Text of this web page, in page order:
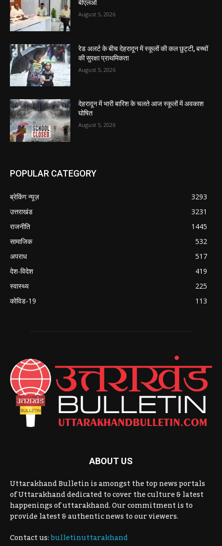
बीएलओ
August 5, 2026
रेड अलर्ट के बीच देहरादून में स्कूलों की कल छुट्टी, बच्चों
की सुरक्षा प्राथमिकता
August 5, 2026
देहरादून में भारी बारिश के चलते आज स्कूलों में अवकाश
घोषित
August 5, 2026
POPULAR CATEGORY
ब्रेकिंग न्यूज़
3293
उत्तराखंड
3231
राजनीति
1445
सामाजिक
532
अपराध
517
देश-विदेश
419
स्वास्थ्य
225
कोविड-19
113
ABOUT US
Uttarakhand Bulletin is amongst the top news portals
of Uttarakhand dedicated to cover the culture & latest
happenings of uttarakhand. Our commitment is to
provide latest & authentic news to our viewers.
Contact us:bulletinuttarakhand